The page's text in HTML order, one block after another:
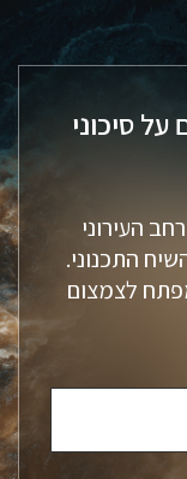
על סיכוני
העירוני
התכנוני.
לצמצום